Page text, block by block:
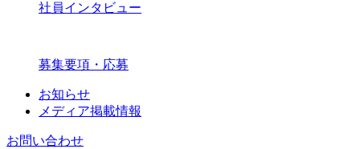
社員インタビュー
募集要項・応募
お知らせ
メディア掲載情報
お問い合わせ